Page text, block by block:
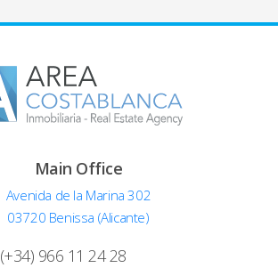
Main Office
Avenida de la Marina 302
03720 Benissa (Alicante)
(+34) 966 11 24 28